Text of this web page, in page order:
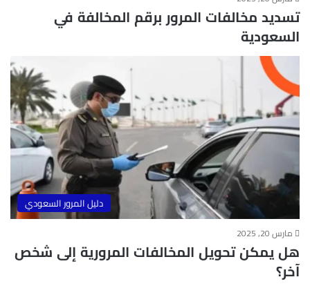
تسديد مخالفات المرور برقم المخالفة في
السعودية
دليل المرور السعودي
مارس 20, 2025
هل يمكن تحويل المخالفات المرورية إلى شخص
آخر؟